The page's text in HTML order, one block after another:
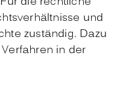
und
zuständig. Dazu
in der